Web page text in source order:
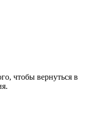
чтобы вернуться в